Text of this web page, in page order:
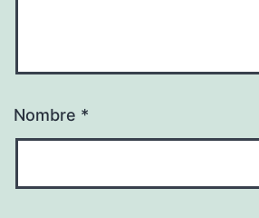
Nombre *